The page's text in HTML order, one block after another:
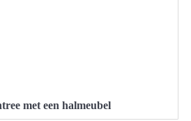
met een halmeubel